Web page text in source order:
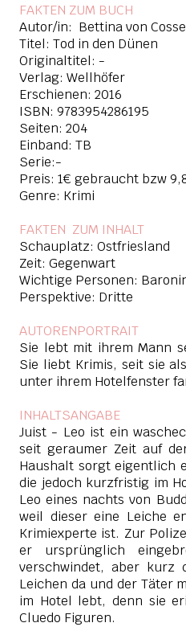
FAKTEN ZUM BUCH
Autor/in: Bettina von
Titel: Tod in den Dünen
Originaltitel: -
Verlag: Wellhöfer
Erschienen: 2016
ISBN: 9783954286195
Seiten: 204
Einband: TB
Serie:-
Preis: 1€ gebraucht bzw
Genre: Krimi
FAKTEN ZUM INHALT
Schauplatz: Ostfriesland
Zeit: Gegenwart
Wichtige Personen:
Perspektive: Dritte
AUTORENPORTRAIT
Sie lebt mit ihrem Mann
Sie liebt Krimis, seit sie
unter ihrem Hotelfenster
INHALTSANGABE
Juist - Leo ist ein
seit geraumer Zeit auf
Haushalt sorgt eigentlich
die jedoch kurzfristig im
Leo eines nachts von
weil dieser eine Leiche
Krimiexperte ist. Zur
er ursprünglich
verschwindet, aber kurz
Leichen da und der Täter
im Hotel lebt, denn sie
Cluedo Figuren.